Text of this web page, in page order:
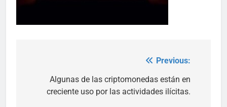
navigation
Previous:
Algunas de las criptomonedas están en
creciente uso por las actividades ilícitas.